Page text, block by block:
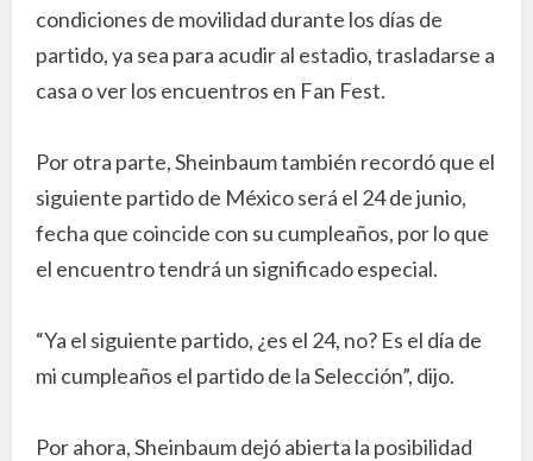
condiciones de movilidad durante los días de
partido, ya sea para acudir al estadio, trasladarse a
casa o ver los encuentros en Fan Fest.
Por otra parte, Sheinbaum también recordó que el
siguiente partido de México será el 24 de junio,
fecha que coincide con su cumpleaños, por lo que
el encuentro tendrá un significado especial.
“Ya el siguiente partido, ¿es el 24, no? Es el día de
mi cumpleaños el partido de la Selección”, dijo.
Por ahora, Sheinbaum dejó abierta la posibilidad